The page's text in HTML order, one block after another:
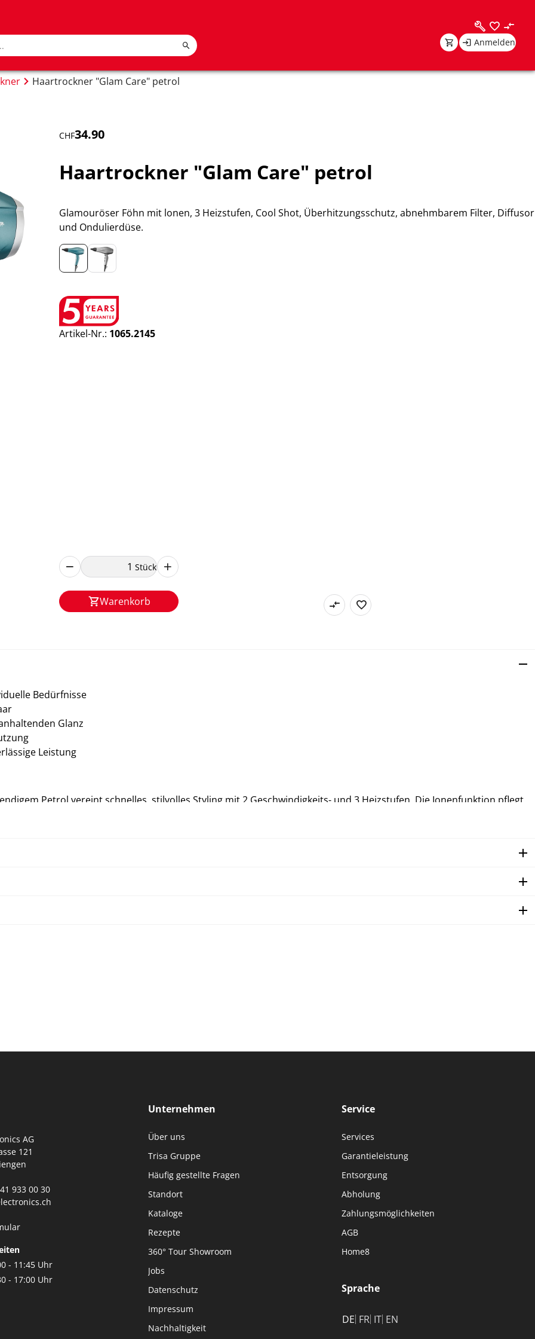
Anmelden
Haartrockner "Glam Care" petrol
CHF34.90
Haartrockner "Glam Care" petrol
Glamouröser Föhn mit lonen, 3 Heizstufen, Cool Shot, Überhitzungsschutz, abnehmbarem Filter, Diffusor
und Ondulierdüse.
Artikel-Nr.: 1065.2145
Stück
Warenkorb
Bedürfnisse
Glanz
Leistung
Petrol vereint schnelles, stilvolles Styling mit 2 Geschwindigkeits- und 3 Heizstufen. Die Ionenfunktion pflegt
langanhaltenden Glanz sorgt. Mit Überhitzungsschutz, abnehmbarem Filter und inklusive Diffusor sowie
AG
121
933 00 30
- 11:45 Uhr
- 17:00 Uhr
Unternehmen
Über uns
Trisa Gruppe
Häufig gestellte Fragen
Standort
Kataloge
Rezepte
360° Tour Showroom
Jobs
Datenschutz
Impressum
Nachhaltigkeit
Service
Services
Garantieleistung
Entsorgung
Abholung
Zahlungsmöglichkeiten
AGB
Home8
Sprache
DE FR IT EN